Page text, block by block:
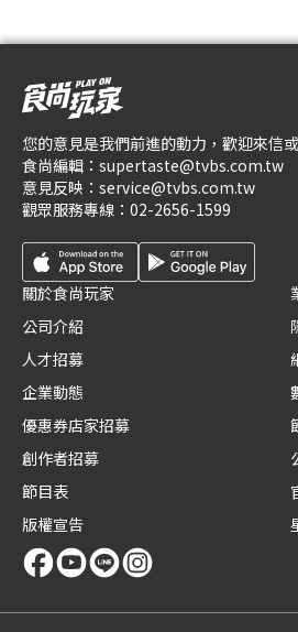
您的意見是我們前進的動力，歡迎來信
食尚編輯： supertaste@tvbs.com.tw
意見反映： service@tvbs.com.tw
觀眾服務專線： 02-2656-1599
關於食尚玩家
公司介紹
人才招募
企業動態
優惠券店家招募
創作者招募
節目表
版權宣告